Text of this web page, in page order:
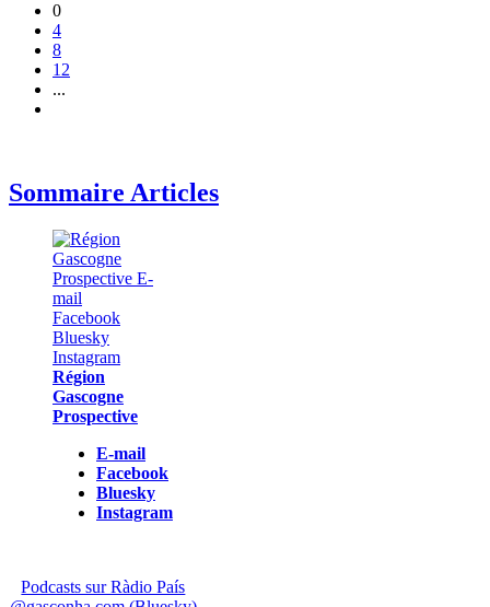
0
4
8
12
...
Sommaire Articles
Région
Gascogne
Prospective
E-mail
Facebook
Bluesky
Instagram
Podcasts sur Ràdio País